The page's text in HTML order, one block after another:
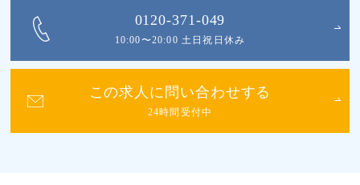
0120-371-049
10:00〜20:00 土日祝日休み
この求人に問い合わせする
24時間受付中